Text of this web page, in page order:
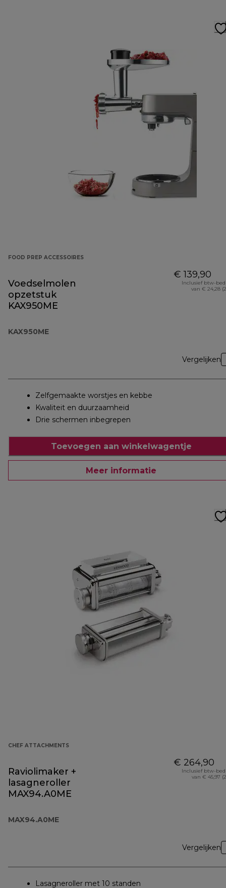
FOOD PREP ACCESSOIRES
Voedselmolen
opzetstuk
KAX950ME
KAX950ME
€ 139,90
Inclusief btw-
van € 24,28
Vergelijken
Zelfgemaakte worstjes en kebbe
Kwaliteit en duurzaamheid
Drie schermen inbegrepen
Toevoegen aan winkelwagentje
Meer informatie
CHEF ATTACHMENTS
Raviolimaker +
lasagneroller
MAX94.A0ME
MAX94.A0ME
€ 264,90
Inclusief btw-
van € 45,97
Vergelijken
Lasagneroller met 10 standen